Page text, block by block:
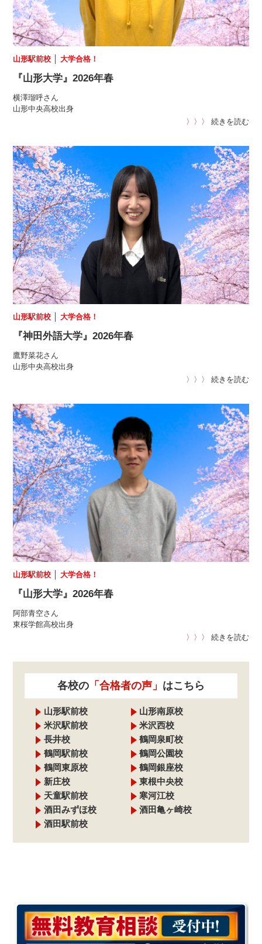
山形駅前校 │大学合格！
『山形大学』2026年春
横澤瑠呼さん
山形中央高校出身
〉〉〉
続きを読む
山形駅前校 │大学合格！
『神田外語大学』2026年春
鷹野菜花さん
山形中央高校出身
〉〉〉
続きを読む
山形駅前校 │大学合格！
『山形大学』2026年春
阿部青空さん
東桜学館高校出身
〉〉〉
続きを読む
各校の 「合格者の声」 はこちら
山形駅前校
山形南原校
米沢駅前校
米沢西校
長井校
鶴岡泉町校
鶴岡駅前校
鶴岡公園校
鶴岡東原校
鶴岡銀座校
新庄校
東根中央校
天童駅前校
寒河江校
酒田みずほ校
酒田亀ヶ崎校
酒田駅前校